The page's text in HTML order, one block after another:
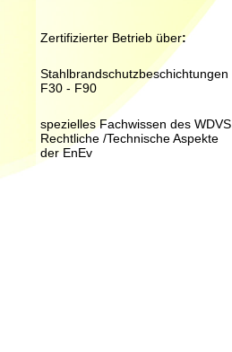
Zertifizierter Betrieb über:
Stahlbrandschutzbeschichtungen
F30 - F90
spezielles Fachwissen des WDVS
Rechtliche /Technische Aspekte
der EnEv